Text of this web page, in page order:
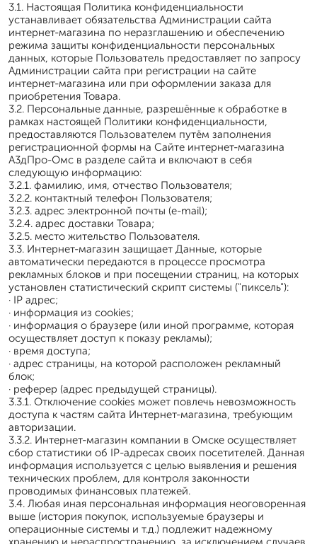
3.1. Настоящая Политика конфиденциальности
устанавливает обязательства Администрации сайта
интернет-магазина по неразглашению и обеспечению
режима защиты конфиденциальности персональных
данных, которые Пользователь предоставляет по запросу
Администрации сайта при регистрации на сайте
интернет-магазина или при оформлении заказа для
приобретения Товара.
3.2. Персональные данные, разрешённые к обработке в
рамках настоящей Политики конфиденциальности,
предоставляются Пользователем путём заполнения
регистрационной формы на Сайте интернет-магазина
А3дПро-Омс в разделе сайта и включают в себя
следующую информацию:
3.2.1. фамилию, имя, отчество Пользователя;
3.2.2. контактный телефон Пользователя;
3.2.3. адрес электронной почты (e-mail);
3.2.4. адрес доставки Товара;
3.2.5. место жительство Пользователя.
3.3. Интернет-магазин защищает Данные, которые
автоматически передаются в процессе просмотра
рекламных блоков и при посещении страниц, на которых
установлен статистический скрипт системы ("пиксель"):
· IP адрес;
· информация из cookies;
· информация о браузере (или иной программе, которая
осуществляет доступ к показу рекламы);
· время доступа;
· адрес страницы, на которой расположен рекламный
блок;
· реферер (адрес предыдущей страницы).
3.3.1. Отключение cookies может повлечь невозможность
доступа к частям сайта Интернет-магазина, требующим
авторизации.
3.3.2. Интернет-магазин компании в Омске осуществляет
сбор статистики об IP-адресах своих посетителей. Данная
информация используется с целью выявления и решения
технических проблем, для контроля законности
проводимых финансовых платежей.
3.4. Любая иная персональная информация неоговоренная
выше (история покупок, используемые браузеры и
операционные системы и т.д.) подлежит надежному